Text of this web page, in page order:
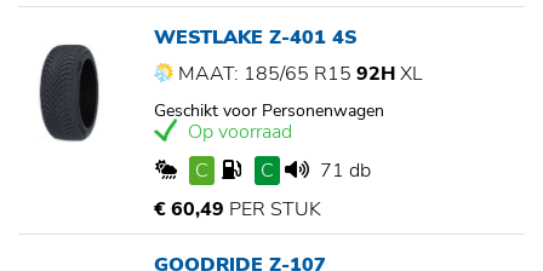
WESTLAKE Z-401 4S
MAAT: 185/65 R15 92HXL
Geschikt voor Personenwagen
Op voorraad
C
C
71 db
€ 60,49 PER STUK
GOODRIDE Z-107